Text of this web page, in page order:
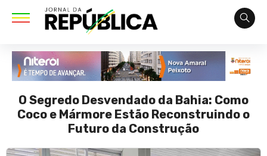
O Segredo Desvendado da Bahia: Como
Coco e Mármore Estão Reconstruindo o
Futuro da Construção